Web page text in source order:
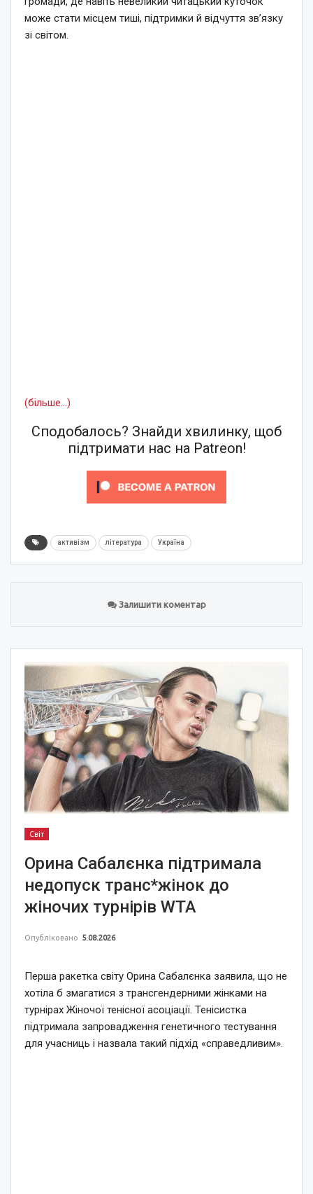
може стати місцем тиші, підтримки й відчуття зв’язку
зі світом.
(більше…)
Сподобалось? Знайди хвилинку, щоб
підтримати нас на Patreon!
активізм література Україна
Залишити коментар
Світ
Орина Сабалєнка підтримала
недопуск транс*жінок до
жіночих турнірів WTA
Опубліковано 5.08.2026
Перша ракетка світу Орина Сабалєнка заявила, що не
хотіла б змагатися з трансгендерними жінками на
турнірах Жіночої тенісної асоціації. Тенісистка
підтримала запровадження генетичного тестування
для учасниць і назвала такий підхід «справедливим».